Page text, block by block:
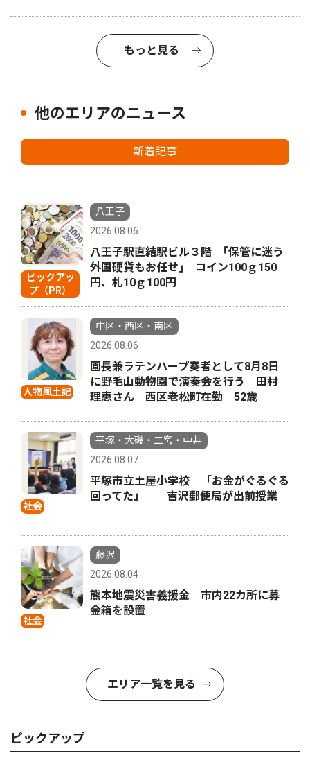
もっと見る
他のエリアのニュース
新着記事
ピックアッ
プ（PR）
八王子
2026.08.06
八王子駅直結駅ビル３階 ｢保管に迷う
外国硬貨もお任せ｣ コイン100ｇ150
円、札10ｇ100円
人物風土記
中区・西区・南区
2026.08.06
園長兼ラテンハープ奏者として8月8日
に野毛山動物園で演奏会を行う 田村
理恵さん 西区老松町在勤 52歳
社会
平塚・大磯・二宮・中井
2026.08.07
平塚市立土屋小学校 「お金がぐるぐる
回ってた」 吉沢郵便局が出前授業
社会
藤沢
2026.08.04
熊本地震災害義援金 市内22カ所に募
金箱を設置
エリア一覧を見る
ピックアップ